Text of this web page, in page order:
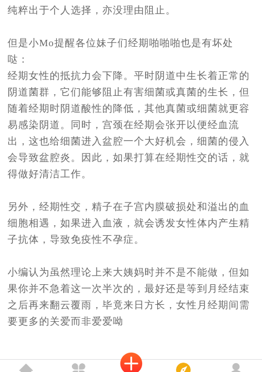
纯粹出于个人选择，亦没理由阻止。
但是小Mo提醒各位妹子们经期啪啪啪也是有坏处
哒：
经期女性的抵抗力会下降。平时阴道中生长着正常的
阴道菌群，它们能够阻止有害细菌或真菌的生长，但
随着经期时阴道酸性的降低，其他真菌或细菌就更容
易感染阴道。同时，宫颈在经期会张开以便经血流
出，这也给细菌进入盆腔一个大好机会，细菌的侵入
会导致盆腔炎。因此，如果打算在经期性交的话，就
得做好清洁工作。
另外，经期性交，精子在子宫内膜破损处和溢出的血
细胞相遇，如果进入血液，就会诱发女性体内产生精
子抗体，导致免疫性不孕症。
小编认为虽然理论上来大姨妈时并不是不能做，但如
果你并不急着这一次半次的，最好还是等到月经结束
之后再来翻云覆雨，毕竟来日方长，女性月经期间需
要更多的关爱而非爱爱呦